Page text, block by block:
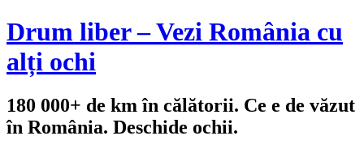
Drum liber – Vezi România cu
alți ochi
180 000+ de km în călătorii. Ce e de văzut
în România. Deschide ochii.